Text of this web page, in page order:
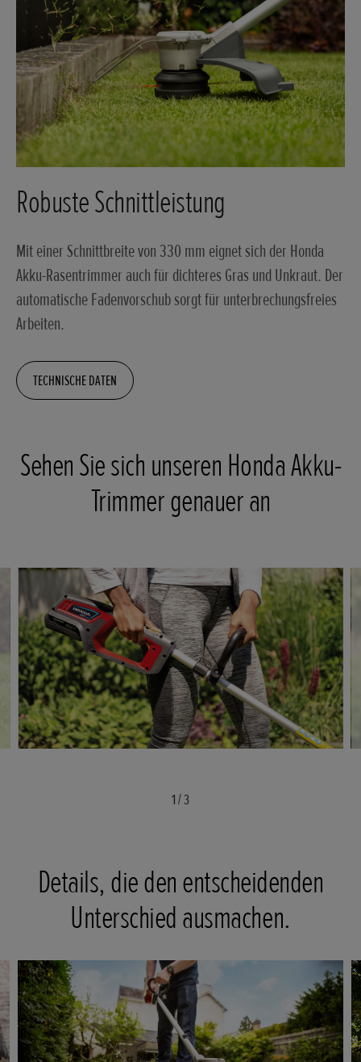
Robuste Schnittleistung
Mit einer Schnittbreite von 330 mm eignet sich der Honda
Akku-Rasentrimmer auch für dichteres Gras und Unkraut. Der
automatische Fadenvorschub sorgt für unterbrechungsfreies
Arbeiten.
TECHNISCHE DATEN
Sehen Sie sich unseren Honda Akku-
Trimmer genauer an
1/3
Details, die den entscheidenden
Unterschied ausmachen.